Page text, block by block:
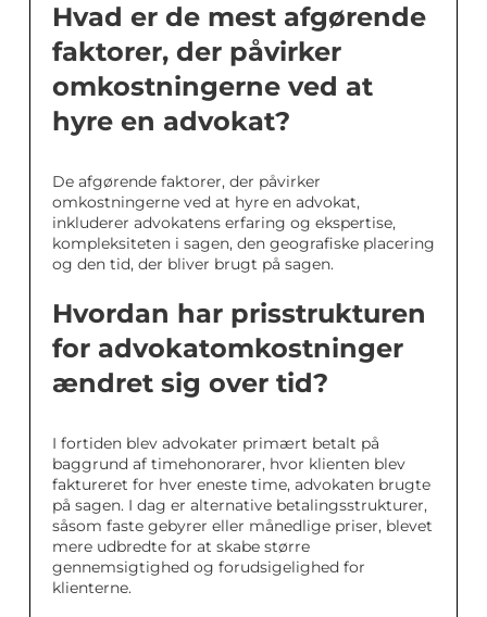
Hvad er de mest afgørende
faktorer, der påvirker
omkostningerne ved at
hyre en advokat?
De afgørende faktorer, der påvirker
omkostningerne ved at hyre en advokat,
inkluderer advokatens erfaring og ekspertise,
kompleksiteten i sagen, den geografiske placering
og den tid, der bliver brugt på sagen.
Hvordan har prisstrukturen
for advokatomkostninger
ændret sig over tid?
I fortiden blev advokater primært betalt på
baggrund af timehonorarer, hvor klienten blev
faktureret for hver eneste time, advokaten brugte
på sagen. I dag er alternative betalingsstrukturer,
såsom faste gebyrer eller månedlige priser, blevet
mere udbredte for at skabe større
gennemsigtighed og forudsigelighed for
klienterne.